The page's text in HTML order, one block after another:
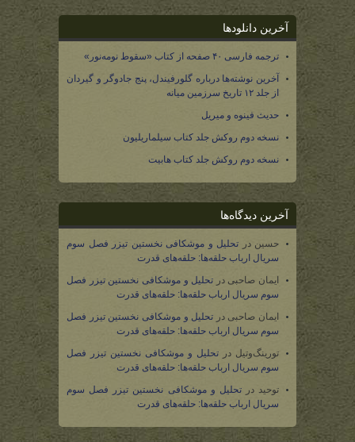
آخرین دانلودها
ترجمه فارسی ۴۰ صفحه از کتاب «سقوط نومه‌نور»
آخرین نوشته‌ها درباره گلورفیندل، پنج جادوگر و گیردان
از جلد ۱۲ تاریخ سرزمین میانه
حدیث فینوه و میریل
نسخه دوم روکش جلد کتاب سیلماریلیون
نسخه دوم روکش جلد کتاب هابیت
آخرین دیدگاه‌ها
حسین در تحلیل و موشکافی نخستین تیزر فصل سوم
سریال ارباب حلقه‌ها: حلقه‌های قدرت
ایمان صاحبی در تحلیل و موشکافی نخستین تیزر فصل
سوم سریال ارباب حلقه‌ها: حلقه‌های قدرت
ایمان صاحبی در تحلیل و موشکافی نخستین تیزر فصل
سوم سریال ارباب حلقه‌ها: حلقه‌های قدرت
تورینگ‌وتیل در تحلیل و موشکافی نخستین تیزر فصل
سوم سریال ارباب حلقه‌ها: حلقه‌های قدرت
توحید درتحلیل و موشکافی نخستین تیزر فصل سوم
سریال ارباب حلقه‌ها: حلقه‌های قدرت